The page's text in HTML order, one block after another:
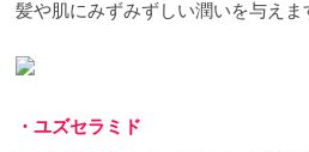
髪や肌にみずみずしい潤いを与えま
・ユズセラミド